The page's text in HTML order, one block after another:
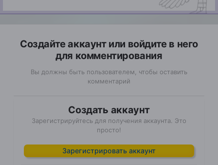
Создайте аккаунт или войдите в него
для комментирования
Вы должны быть пользователем, чтобы оставить
комментарий
Создать аккаунт
Зарегистрируйтесь для получения аккаунта. Это
просто!
Зарегистрировать аккаунт